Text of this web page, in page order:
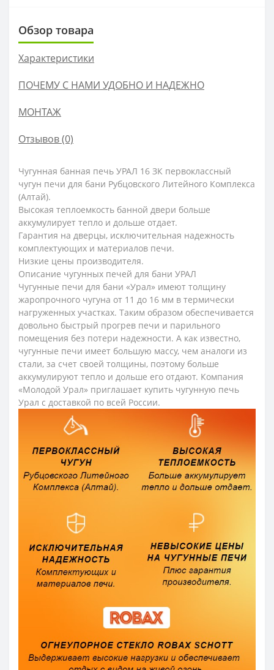
Обзор товара
Характеристики
ПОЧЕМУ С НАМИ УДОБНО И НАДЕЖНО
МОНТАЖ
Отзывов (0)
Чугунная банная печь УРАЛ 16 ЗК первоклассный
чугун печи для бани Рубцовского Литейного Комплекса
(Алтай).
Высокая теплоемкость банной двери больше
аккумулирует тепло и дольше отдает.
Гарантия на дверцы, исключительная надежность
комплектующих и материалов печи.
Низкие цены производителя.
Описание чугунных печей для бани УРАЛ
Чугунные печи для бани «Урал» имеют толщину
жаропрочного чугуна от 11 до 16 мм в термически
нагруженных участках. Таким образом обеспечивается
довольно быстрый прогрев печи и парильного
помещения без потери надежности. А как известно,
чугунные печи имеет большую массу, чем аналоги из
стали, за счет своей толщины, поэтому больше
аккумулируют тепло и дольше его отдают. Компания
«Молодой Урал» приглашает купить чугунную печь
Урал с доставкой по всей России.